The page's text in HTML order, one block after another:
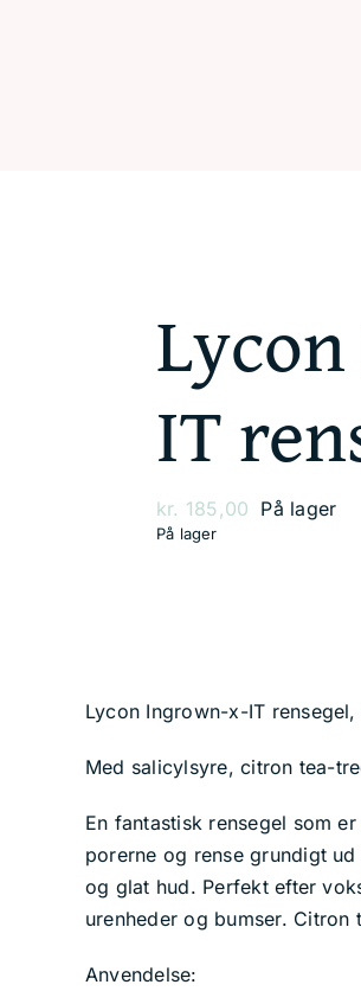
IT
kr. 185,00 På lager
På lager
IT
rensegel
Lycon Ingrown-x-IT
Med salicylsyre, citron tea-
En fantastisk rensegel som
porerne og rense grundigt
og glat hud. Perfekt efter
urenheder og bumser.
Anvendelse: